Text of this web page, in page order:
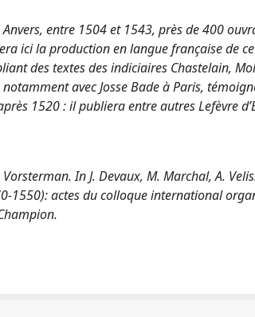
entre 1504 et 1543, près de 400
ici la production en langue française de
des textes des indiciaires Chastelain,
avec Josse Bade à Paris,
1520 : il publiera entre autres Lefèvre
In J. Devaux, M. Marchal, A.
1550): actes du colloque international